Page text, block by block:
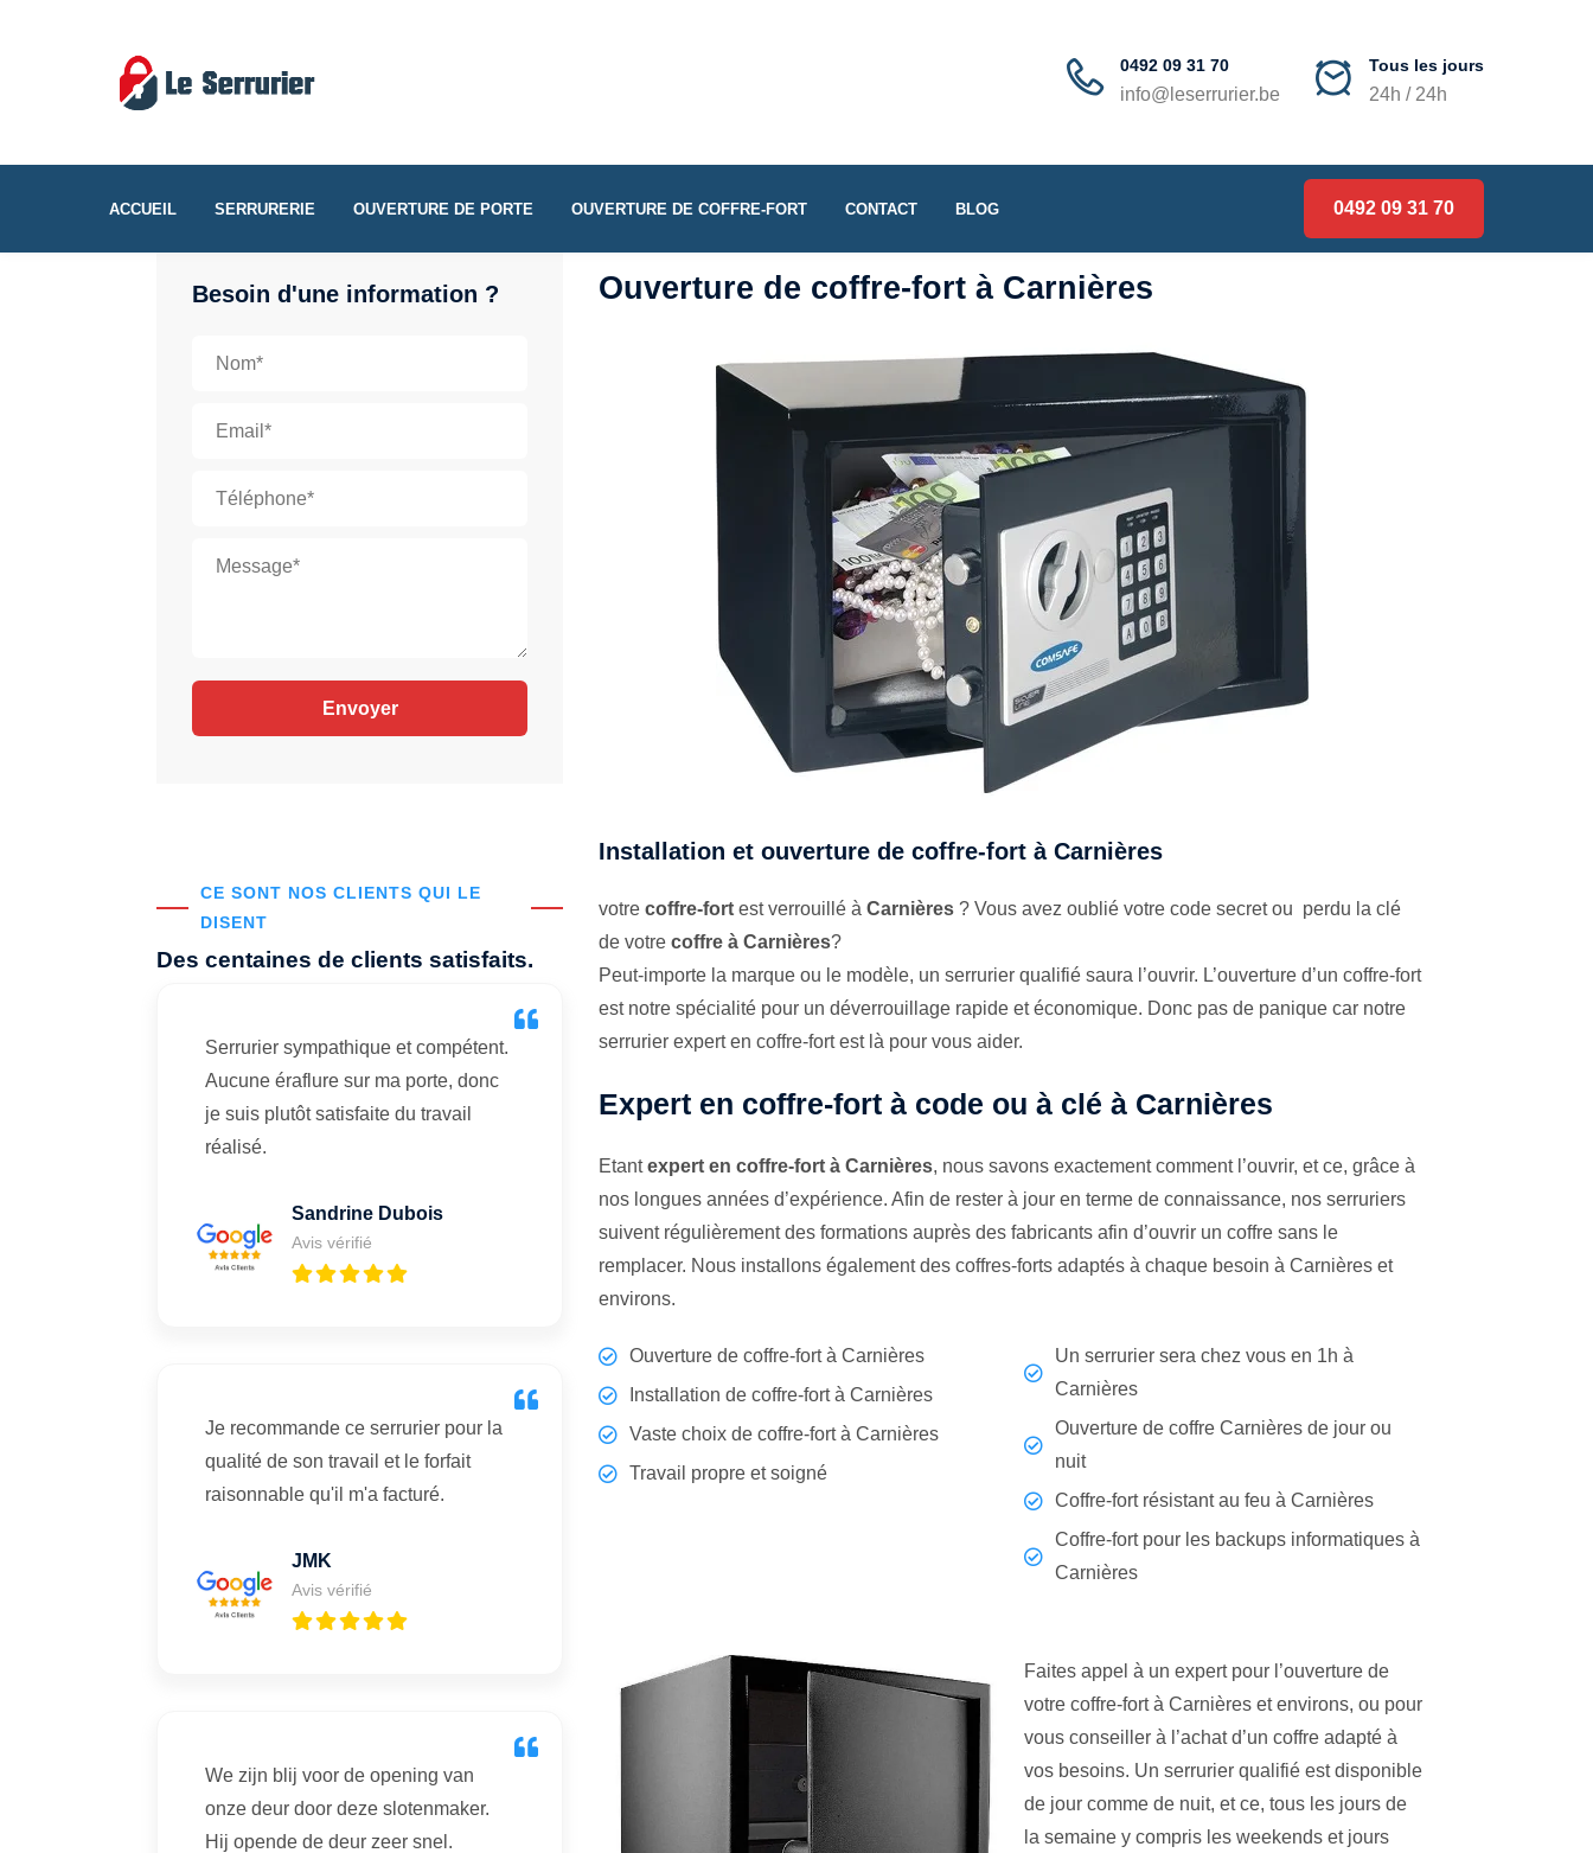
0492 09 31 70
info@leserrurier.be
Tous les jours
24h / 24h
ACCUEIL SERRURERIE OUVERTURE DE PORTE OUVERTURE DE COFFRE-FORT CONTACT BLOG 0492 09 31 70
Besoin d'une information ?
CE SONT NOS CLIENTS QUI LE
DISENT
Des centaines de clients satisfaits.
Serrurier sympathique et compétent.
Aucune éraflure sur ma porte, donc
je suis plutôt satisfaite du travail
réalisé.
Sandrine Dubois
Avis vérifié
Je recommande ce serrurier pour la
qualité de son travail et le forfait
raisonnable qu'il m'a facturé.
JMK
Avis vérifié
We zijn blij voor de opening van
onze deur door deze slotenmaker.
Hij opende de deur zeer snel.
Ouverture de coffre-fort à Carnières
Installation et ouverture de coffre-fort à Carnières
votrecoffre-fort est verrouillé àCarnières ? Vous avez oublié votre code secret ou perdu la clé
de votrecoffre à Carnières?
Peut-importe la marque ou le modèle, un serrurier qualifié saura l’ouvrir. L’ouverture d’un coffre-fort
est notre spécialité pour un déverrouillage rapide et économique. Donc pas de panique car notre
serrurier expert en coffre-fort est là pour vous aider.
Expert en coffre-fort à code ou à clé à Carnières
Etantexpert en coffre-fort à Carnières, nous savons exactement comment l’ouvrir, et ce, grâce à
nos longues années d’expérience. Afin de rester à jour en terme de connaissance, nos serruriers
suivent régulièrement des formations auprès des fabricants afin d’ouvrir un coffre sans le
remplacer. Nous installons également des coffres-forts adaptés à chaque besoin à Carnières et
environs.
Ouverture de coffre-fort à Carnières
Installation de coffre-fort à Carnières
Vaste choix de coffre-fort à Carnières
Travail propre et soigné
Un serrurier sera chez vous en 1h à
Carnières
Ouverture de coffre Carnières de jour ou
nuit
Coffre-fort résistant au feu à Carnières
Coffre-fort pour les backups informatiques à
Carnières
Faites appel à un expert pour l’ouverture de
votre coffre-fort à Carnières et environs, ou pour
vous conseiller à l’achat d’un coffre adapté à
vos besoins. Un serrurier qualifié est disponible
de jour comme de nuit, et ce, tous les jours de
la semaine y compris les weekends et jours